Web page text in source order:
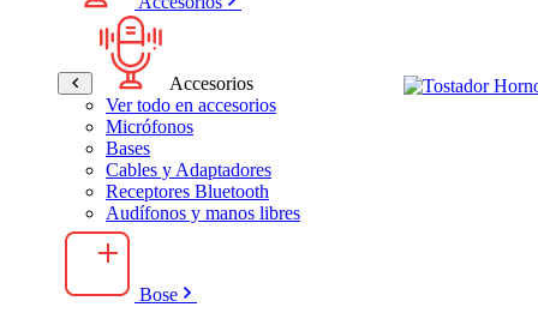
Accesorios
Ver todo en accesorios
Micrófonos
Bases
Cables y Adaptadores
Receptores Bluetooth
Audífonos y manos libres
Bose